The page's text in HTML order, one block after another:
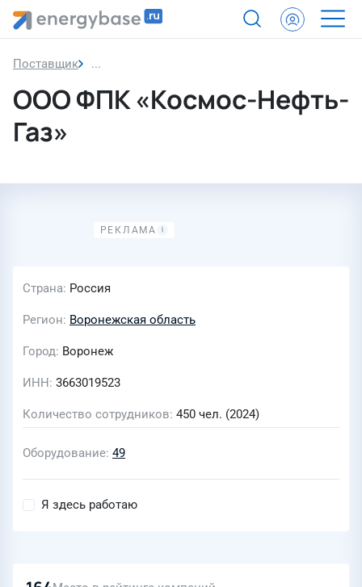
Поставщик ООО ФПК «Космос-Нефть-Газ»
ООО ФПК «Космос-Нефть-
Газ»
Страна Россия
Регион Воронежская область
Город Воронеж
ИНН 3663019523
Количество сотрудников 450 чел. (2024)
Оборудование 49
Я здесь работаю